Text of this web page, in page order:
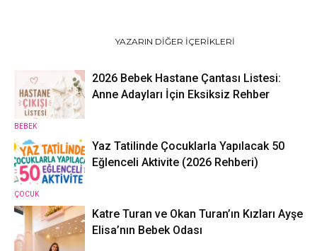
YAZARIN DIĞER İÇERIKLERI
BEBEK
2026 Bebek Hastane Çantası Listesi:
Anne Adayları İçin Eksiksiz Rehber
ÇOCUK
Yaz Tatilinde Çocuklarla Yapılacak 50
Eğlenceli Aktivite (2026 Rehberi)
Katre Turan ve Okan Turan’ın Kızları Ayşe
Elisa’nın Bebek Odası